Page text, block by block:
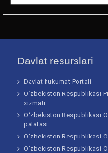
73813 n
62468 n
Davlat resurslari
Davlat hukumat Portali
O‘zbekiston Respublikasi
xizmati
O‘zbekiston Respublikasi
palatasi
O‘zbekiston Respublikasi
O‘zbekiston Respublikasi